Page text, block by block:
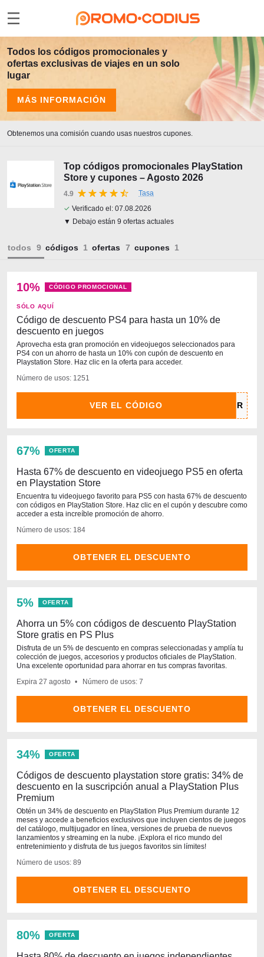
Todos los códigos promocionales y
ofertas exclusivas de viajes en un solo
lugar
MÁS INFORMACIÓN
Obtenemos una comisión cuando usas nuestros cupones.
Top códigos promocionales PlayStation
Store y cupones – Agosto 2026
4.9
Tasa
✓ Verificado el: 07.08.2026
▼ Debajo están 9 ofertas actuales
todos códigos ofertas cupones
10% CÓDIGO PROMOCIONAL
SÓLO AQUÍ
Código de descuento PS4 para hasta un 10% de
descuento en juegos
Aprovecha esta gran promoción en videojuegos seleccionados para
PS4 con un ahorro de hasta un 10% con cupón de descuento en
Playstation Store. Haz clic en la oferta para acceder.
Número de usos: 1251
VER EL CÓDIGO
67% OFERTA
Hasta 67% de descuento en videojuego PS5 en oferta
en Playstation Store
Encuentra tu videojuego favorito para PS5 con hasta 67% de descuento
con códigos en PlayStation Store. Haz clic en el cupón y descubre como
acceder a esta increíble promoción de ahorro.
Número de usos: 184
OBTENER EL DESCUENTO
5% OFERTA
Ahorra un 5% con códigos de descuento PlayStation
Store gratis en PS Plus
Disfruta de un 5% de descuento en compras seleccionadas y amplía tu
colección de juegos, accesorios y productos oficiales de PlayStation.
Una excelente oportunidad para ahorrar en tus compras favoritas.
Expira 27 agosto Número de usos: 7
OBTENER EL DESCUENTO
34% OFERTA
Códigos de descuento playstation store gratis: 34% de
descuento en la suscripción anual a PlayStation Plus
Premium
Obtén un 34% de descuento en PlayStation Plus Premium durante 12
meses y accede a beneficios exclusivos que incluyen cientos de juegos
del catálogo, multijugador en línea, versiones de prueba de nuevos
lanzamientos y streaming en la nube. ¡Explora el rico mundo del
entretenimiento y disfruta de tus juegos favoritos sin límites!
Número de usos: 89
OBTENER EL DESCUENTO
80% OFERTA